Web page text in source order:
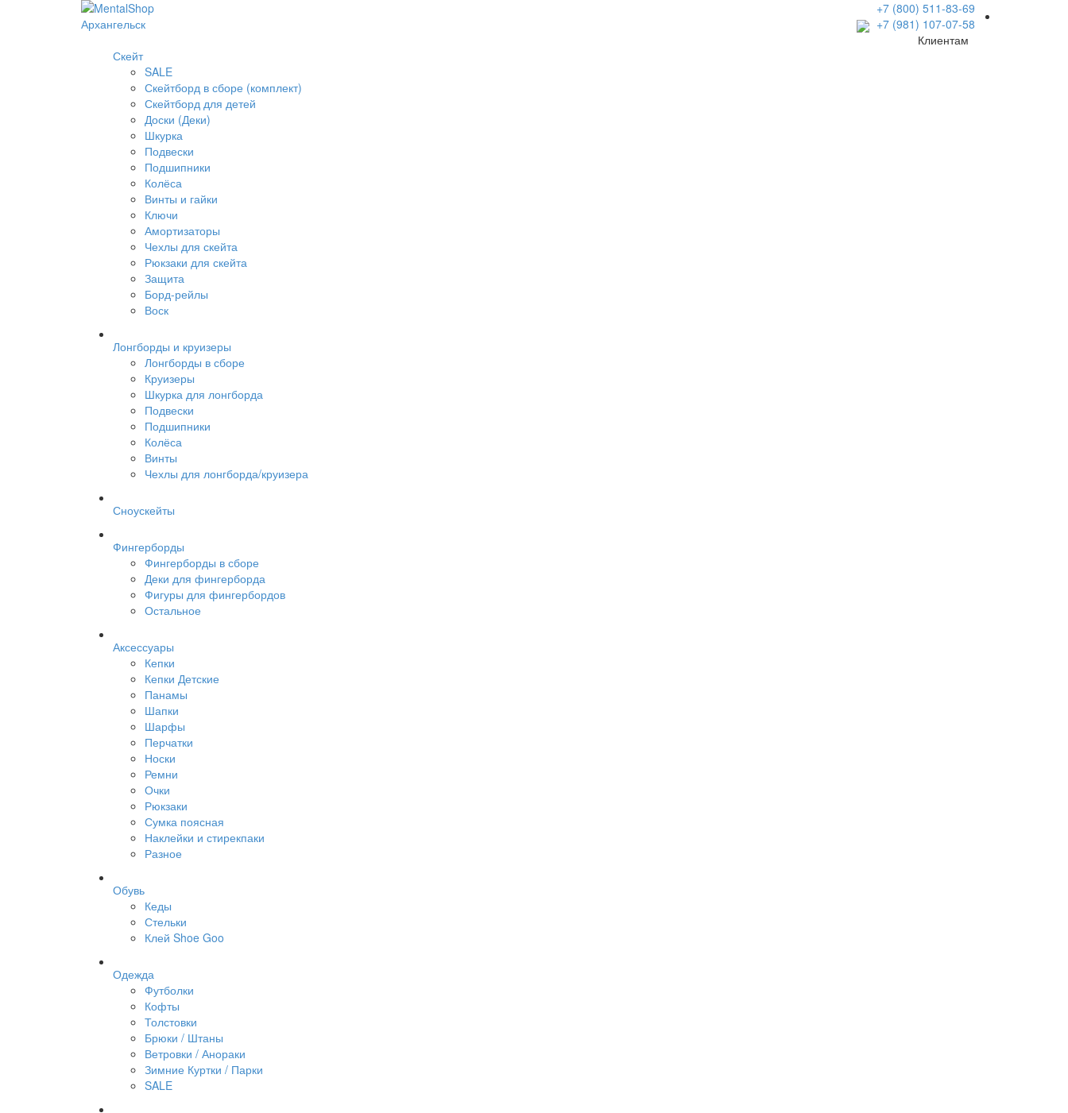
+7 (800) 511-83-69
+7 (981) 107-07-58
Клиентам
Скейт
SALE
Скейтборд в сборе (комплект)
Скейтборд для детей
Доски (Деки)
Шкурка
Подвески
Подшипники
Колёса
Винты и гайки
Ключи
Амортизаторы
Чехлы для скейта
Рюкзаки для скейта
Защита
Борд-рейлы
Воск
Лонгборды и круизеры
Лонгборды в сборе
Круизеры
Шкурка для лонгборда
Подвески
Подшипники
Колёса
Винты
Чехлы для лонгборда/круизера
Сноускейты
Фингерборды
Фингерборды в сборе
Деки для фингерборда
Фигуры для фингербордов
Остальное
Аксессуары
Кепки
Кепки Детские
Панамы
Шапки
Шарфы
Перчатки
Носки
Ремни
Очки
Рюкзаки
Сумка поясная
Наклейки и стирекпаки
Разное
Обувь
Кеды
Стельки
Клей Shoe Goo
Одежда
Футболки
Кофты
Толстовки
Брюки / Штаны
Ветровки / Анораки
Зимние Куртки / Парки
SALE